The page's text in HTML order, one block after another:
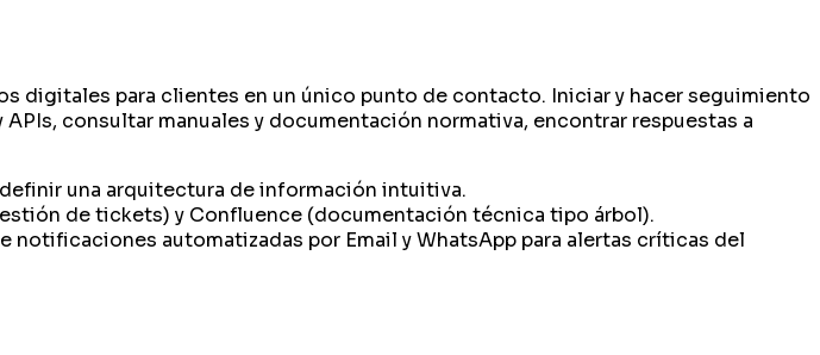
digitales para clientes en un único punto de contacto.​ Iniciar y hacer seguimiento
consultar manuales y documentación normativa​, encontrar respuestas a
una arquitectura de información intuitiva.
de tickets) y Confluence (documentación técnica tipo árbol).
notificaciones automatizadas por Email y WhatsApp para alertas críticas del